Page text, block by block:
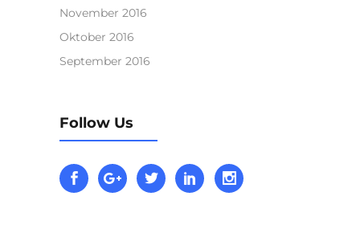
November 2016
Oktober 2016
September 2016
Follow Us